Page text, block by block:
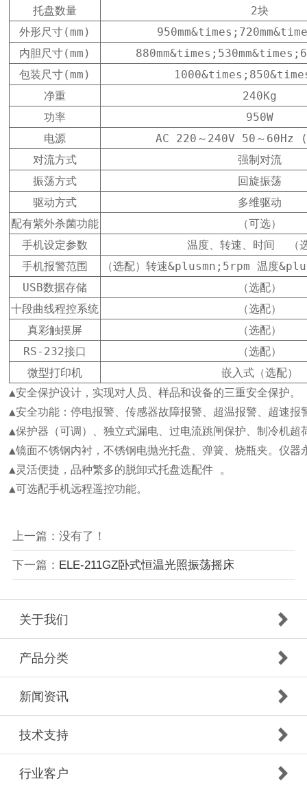
托盘数量
2块
外形尺寸(mm)
内胆尺寸(mm)
包装尺寸(mm)
净重
240Kg
功率
950W
电源
AC 220～240V 50～60Hz
对流方式
强制对流
振荡方式
回旋振荡
驱动方式
多维驱动
配有紫外杀菌功能
（可选）
手机设定参数
温度、转速、时间  （
手机报警范围
（选配）转速&plusmn;5rpm 温度
USB数据存储
（选配）
十段曲线程控系统
（选配）
真彩触摸屏
（选配）
RS-232接口
（选配）
微型打印机
嵌入式（选配）
▲安全保护设计，实现对人员、样品和设备的三重安全保护。
▲安全功能：停电报警、传感器故障报警、超温报警、超速
▲保护器（可调）、独立式漏电、过电流跳闸保护、制冷机
▲镜面不锈钢内衬，不锈钢电抛光托盘、弹簧、烧瓶夹。仪器
▲灵活便捷，品种繁多的脱卸式托盘选配件 。
▲可选配手机远程遥控功能。
上一篇：没有了！
下一篇： ELE-211GZ卧式恒温光照振荡摇床
关于我们
产品分类
新闻资讯
技术支持
行业客户